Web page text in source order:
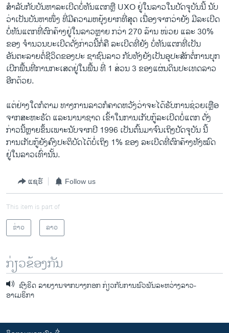
ສຳລັບກັບບັນຫາລະເບີດບໍ່ທັນແຕກຫຼື UXO ຢູ່ໃນລາວໃນປັດຈຸບັນນີ້ ນັບ
ວ່າເປັນບັນຫາໜຶ່ງ ທີ່ມີຄວາມຫຍຸ້ງຍາກທີ່ສຸດ ເນື່ອງຈາກວ່າຍັງ ມີລະເບີດ
ບໍ່ທັນແຕກທີ່ຕົກຄ້າງຢູ່ໃນລາວຫຼາຍ ກວ່າ 270 ລ້ານ ໜ່ວຍ ແລະ 30%
ຂອງ ຈຳນວນບະເບີດດັ່ງກ່າວນີ້ກໍ່ຄື ລະເບີດທີ່ຍັງ ບໍ່ທັນແຕກທີ່ເປັນ
ອັນຕະລາຍຕໍ່ຊີວິດຂອງປະ ຊາຊົນລາວ ກັບທັງຍັງເປັນອຸປະສັກຕໍ່ການບຸກ
ເບີກພື້ນທີ່ການກະເສດຢູ່ໃນພື້ນ ທີ່ 1 ສ່ວນ 3 ຂອງແຜ່ນດິນປະເທດລາວ
ອີກດ້ວຍ.
ແຕ່ຢ່າງໃດກໍຕາມ ທາງການລາວກໍຄາດຫວັງວ່າຈະໄດ້ຮັບການຊ່ວຍເຫຼືອ
ຈາກສະຫະຣັດ ແລະນານາຊາດ ເຂົ້າໃນການເກັບກູ້ລະເບີດບໍ່ແຕກ ດັ່ງ
ກ່າວນີ້ຫຼາຍຂຶ້ນເພາະນັບຈາກປີ 1996 ເປັນຕົ້ນມາຈົນເຖິງປັດຈຸບັນ ນີ້
ການເກັບກູ້ຍັງຄົງປະຕິບັດໄດ້ບໍ່ເຖິງ 1% ຂອງ ລະເບີດທີ່ຕົກຄ້າງທັງໝົດ
ຢູ່ໃນລາວເທົ່ານັ້ນ.
ແຊຣ໌ Follow us
This item is part of
ຂ່າວ
ລາວ
ກ່ຽວຂ້ອງກັນ
ຊົງຣິດ ລາຍງານຈາກບາງກອກ ກ່ຽວກັບການພົວພັນລະຫວ່າງລາວ-
ອາເມຣິກາ